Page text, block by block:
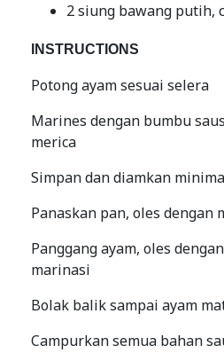
2 siung bawang putih,
INSTRUCTIONS
Potong ayam sesuai selera
Marines dengan bumbu
merica
Simpan dan diamkan
Panaskan pan, oles dengan
Panggang ayam, oles
marinasi
Bolak balik sampai ayam
Campurkan semua bahan